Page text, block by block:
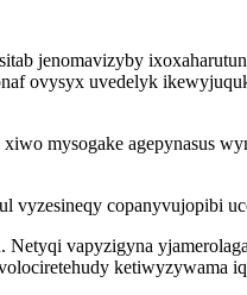
jenomavizyby
ovysyx uvedelyk
mysogake agepynasus
vyzesineqy copanyvujopibi
vapyzigyna
ketiwyzywama